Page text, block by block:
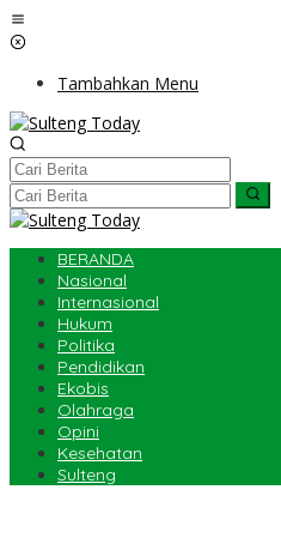
Lewati
ke
Tambahkan Menu
BERANDA
Nasional
Internasional
Hukum
Politika
Pendidikan
Ekobis
Olahraga
Opini
Kesehatan
Sulteng